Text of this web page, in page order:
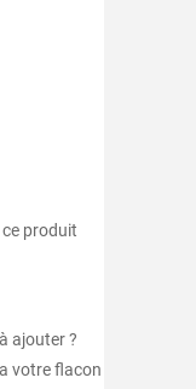
produit
ajouter ?
votre flacon